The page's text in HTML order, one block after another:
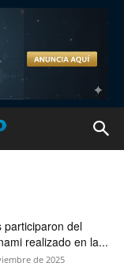
participaron del
realizado en la...
de 2025